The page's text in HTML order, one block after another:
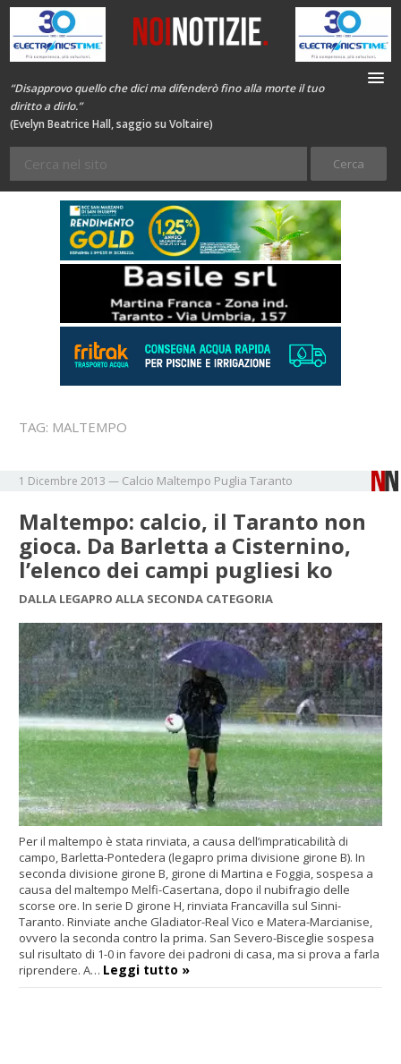
“Disapprovo quello che dici ma difenderò fino alla morte il tuo
diritto a dirlo.”
(Evelyn Beatrice Hall, saggio su Voltaire)
TAG: MALTEMPO
1 Dicembre 2013 — Calcio Maltempo Puglia Taranto
Maltempo: calcio, il Taranto non
gioca. Da Barletta a Cisternino,
l’elenco dei campi pugliesi ko
DALLA LEGAPRO ALLA SECONDA CATEGORIA
Per il maltempo è stata rinviata, a causa dell’impraticabilità di
campo, Barletta-Pontedera (legapro prima divisione girone B). In
seconda divisione girone B, girone di Martina e Foggia, sospesa a
causa del maltempo Melfi-Casertana, dopo il nubifragio delle
scorse ore. In serie D girone H, rinviata Francavilla sul Sinni-
Taranto. Rinviate anche Gladiator-Real Vico e Matera-Marcianise,
ovvero la seconda contro la prima. San Severo-Bisceglie sospesa
sul risultato di 1-0 in favore dei padroni di casa, ma si prova a farla
riprendere. A… Leggi tutto »